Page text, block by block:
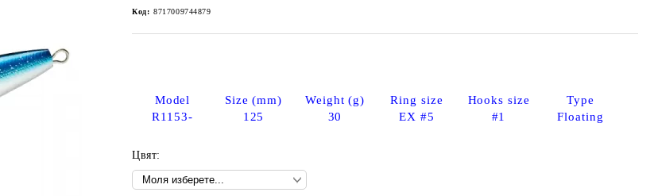
Код: 8717009744879
Model Size (mm) Weight (g) Ring size Hooks size
Type
R1153-
125 30 EX #5 #1 Floating
Цвят: